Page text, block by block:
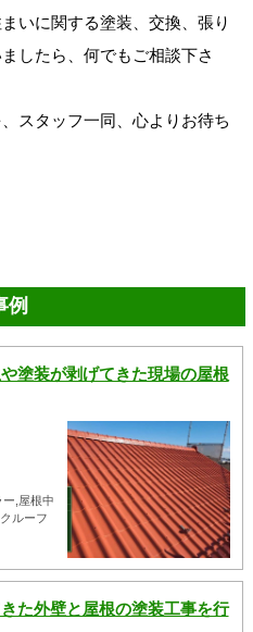
いに関する塗装、交換、張り
したら、何でもご相談下さ
スタッフ一同、心よりお待ち
例
塗装が剥げてきた現場の屋根
ー,屋根中
ルーフ
た外壁と屋根の塗装工事を行